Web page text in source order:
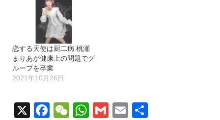
恋する天使は厨二病 桃瀬
まりあが健康上の問題でグ
ループを卒業
2021年10月26日
X Facebook
WeChat
WhatsApp
GmailEmail